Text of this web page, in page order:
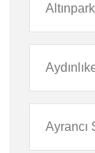
Ayrancı